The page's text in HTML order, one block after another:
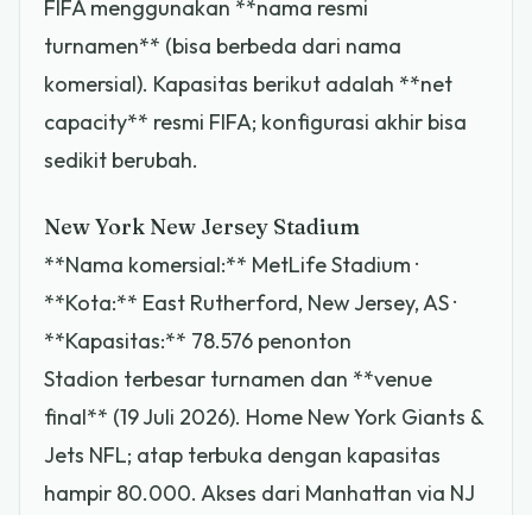
FIFA menggunakan **nama resmi
turnamen** (bisa berbeda dari nama
komersial). Kapasitas berikut adalah **net
capacity** resmi FIFA; konfigurasi akhir bisa
sedikit berubah.
New York New Jersey Stadium
**Nama komersial:** MetLife Stadium ·
**Kota:** East Rutherford, New Jersey, AS ·
**Kapasitas:** 78.576 penonton
Stadion terbesar turnamen dan **venue
final** (19 Juli 2026). Home New York Giants &
Jets NFL; atap terbuka dengan kapasitas
hampir 80.000. Akses dari Manhattan via NJ